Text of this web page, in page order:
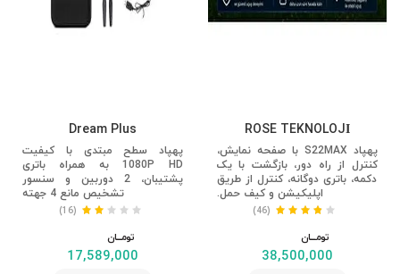
ROSE TEKNOLOJİ
پهپاد S22MAX با صفحه نمایش،
کنترل از راه دور، بازگشت با یک
دکمه، باتری دوگانه، کنترل از طریق
اپلیکیشن و کیف حمل.
(46)
تومــــــان
38,500,000
Dream Plus
پهپاد سطح مبتدی با کیفیت
1080P HD به همراه باتری
پشتیبان، 2 دوربین و سنسور
تشخیص مانع 4 جهته
(16)
تومــــــان
17,589,000